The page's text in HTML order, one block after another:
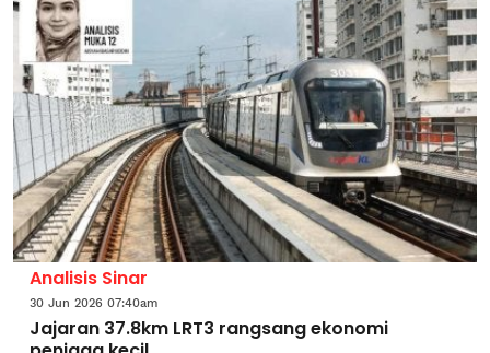
Analisis Sinar
30 Jun 2026 07:40am
Jajaran 37.8km LRT3 rangsang ekonomi